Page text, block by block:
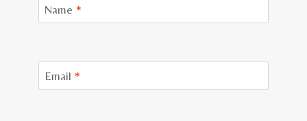
Name *
Email *